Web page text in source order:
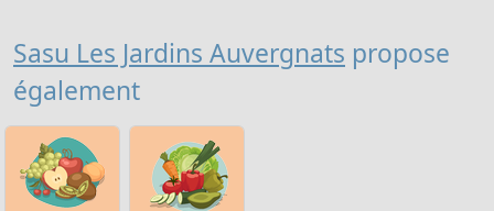
Sasu Les Jardins Auvergnats propose
également